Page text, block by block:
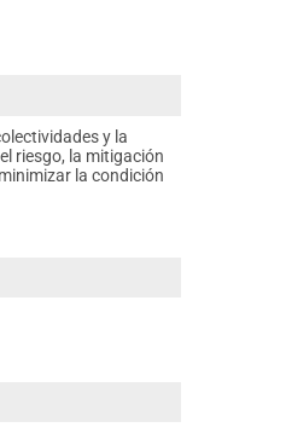
y la
riesgo, la mitigación
la condición